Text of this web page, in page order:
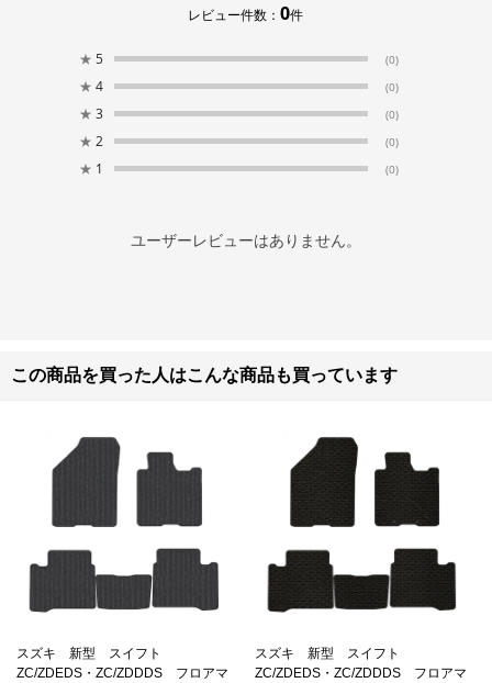
レビュー件数：0件
★ 5 (0)
★ 4 (0)
★ 3 (0)
★ 2 (0)
★ 1 (0)
ユーザーレビューはありません。
この商品を買った人はこんな商品も買っています
スズキ 新型 スイフト
ZC/ZDEDS・ZC/ZDDDS フロアマ
スズキ 新型 スイフト
ZC/ZDEDS・ZC/ZDDDS フロアマ